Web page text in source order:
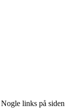
links på siden